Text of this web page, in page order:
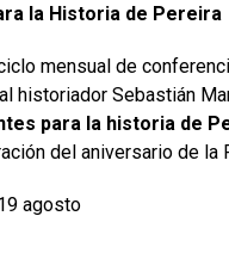
la Historia de Pereira
mensual de
historiador Sebastián
para la historia de
del aniversario de la
agosto